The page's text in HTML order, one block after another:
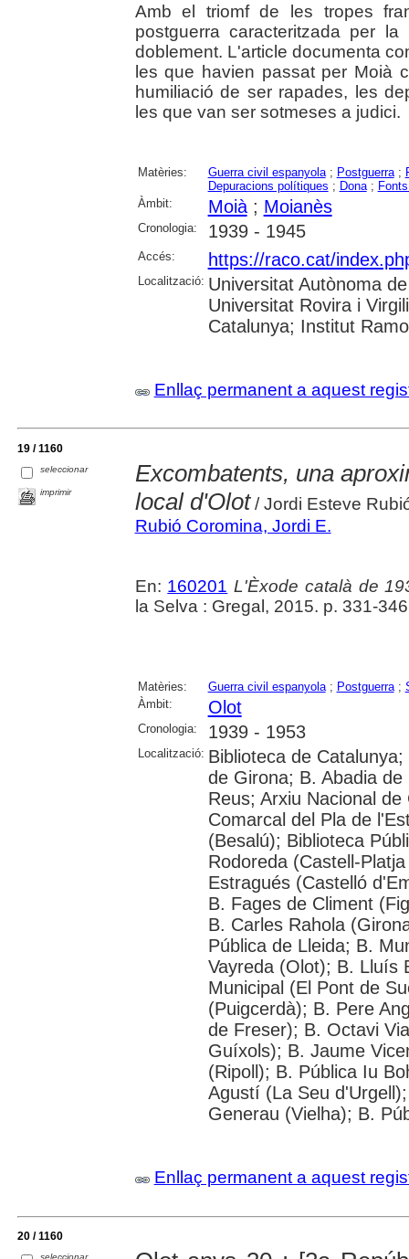
Amb el triomf de les tropes
postguerra caracteritzada per
doblement. L'article documenta
les que havien passat per Moià
humiliació de ser rapades, les
les que van ser sotmeses a judici.
Matèries: Guerra civil espanyola; Postguerra;
Depuracions polítiques ; Dona;
Àmbit:
Moià; Moianès
Cronologia: 1939 - 1945
Accés: https://raco.cat/
Localització: Universitat Autònoma
Universitat Rovira i
Catalunya; Institut
Enllaç permanent a aquest
19 / 1160
seleccionar
imprimir
Excombatents, una
local d'Olot/ Jordi Esteve
Rubió Coromina, Jordi E.
En: 160201 L'Èxode català de
la Selva : Gregal, 2015. p. 331-346
Matèries: Guerra civil espanyola; Postguerra;
Àmbit:
Olot
Cronologia: 1939 - 1953
Localització: Biblioteca de
de Girona; B. Abadia
Reus; Arxiu Nacional
Comarcal del Pla de
(Besalú); Biblioteca
Rodoreda (Castell-
Estragués (Castelló
B. Fages de Climent
B. Carles Rahola
Pública de Lleida; B.
Vayreda (Olot); B. Lluís
Municipal (El Pont de
(Puigcerdà); B. Pere
de Freser); B. Octavi
Guíxols); B. Jaume
(Ripoll); B. Pública Iu
Agustí (La Seu
Generau (Vielha); B.
Enllaç permanent a aquest
20 / 1160
seleccionar